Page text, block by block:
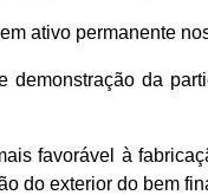
ativo permanente
demonstração da
favorável à
do exterior do bem